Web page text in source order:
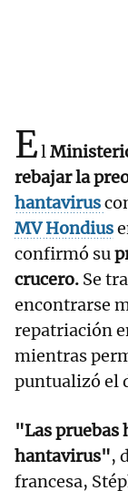
El
rebajar la
hantavirus
MV Hondius
confirmó su
crucero. Se
encontrarse
repatriación
mientras
puntualizó el
"Las pruebas
hantavirus",
francesa,